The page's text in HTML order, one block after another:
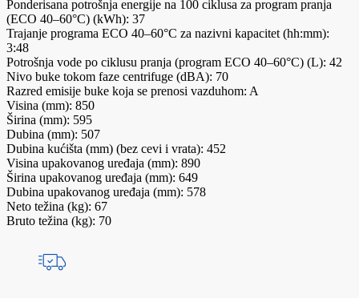
Ponderisana potrošnja energije na 100 ciklusa za program pranja
(ECO 40–60°C) (kWh): 37
Trajanje programa ECO 40–60°C za nazivni kapacitet (hh:mm):
3:48
Potrošnja vode po ciklusu pranja (program ECO 40–60°C) (L): 42
Nivo buke tokom faze centrifuge (dBA): 70
Razred emisije buke koja se prenosi vazduhom: A
Visina (mm): 850
Širina (mm): 595
Dubina (mm): 507
Dubina kućišta (mm) (bez cevi i vrata): 452
Visina upakovanog uređaja (mm): 890
Širina upakovanog uređaja (mm): 649
Dubina upakovanog uređaja (mm): 578
Neto težina (kg): 67
Bruto težina (kg): 70